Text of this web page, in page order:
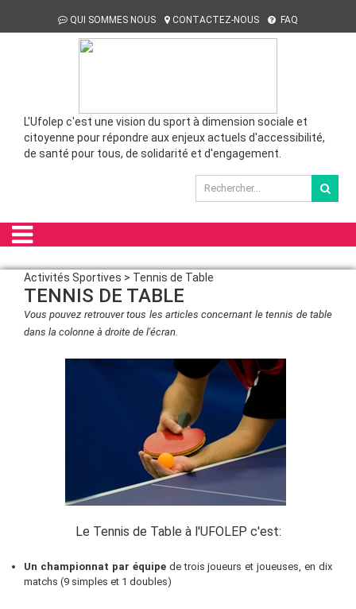
QUI SOMMES NOUS CONTACTEZ-NOUS FAQ
L'Ufolep c'est une vision du sport à dimension sociale et
citoyenne pour répondre aux enjeux actuels d'accessibilité,
de santé pour tous, de solidarité et d'engagement.
Activités Sportives > Tennis de Table
TENNIS DE TABLE
Vous pouvez retrouver tous les articles concernant le tennis de table
dans la colonne à droite de l'écran.
Le Tennis de Table à l'UFOLEP c'est:
Un championnat par équipede trois joueurs et joueuses, en dix
matchs (9 simples et 1 doubles)